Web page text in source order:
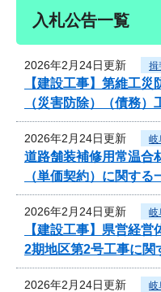
入札公告一覧
2026年2月24日更新 揖
【建設工事】第維工
（災害防除）（債務
2026年2月24日更新 岐
道路舗装補修用常温合
（単価契約）に関す
2026年2月24日更新 岐
【建設工事】県営経
2期地区第2号工事に関
2026年2月24日更新 岐